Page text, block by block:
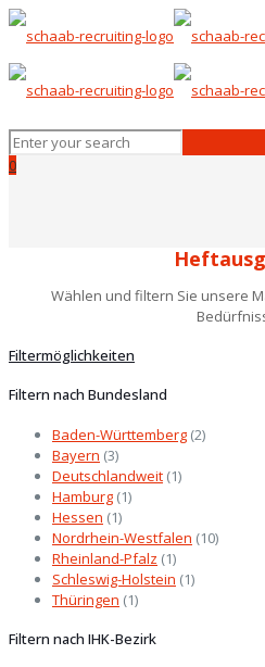
0
Wählen und filtern Sie unsere
Filtermöglichkeiten
Filtern nach Bundesland
Baden-Württemberg (2)
Bayern (3)
Deutschlandweit (1)
Hamburg (1)
Hessen (1)
Nordrhein-Westfalen (10)
Rheinland-Pfalz (1)
Schleswig-Holstein (1)
Thüringen (1)
Filtern nach IHK-Bezirk